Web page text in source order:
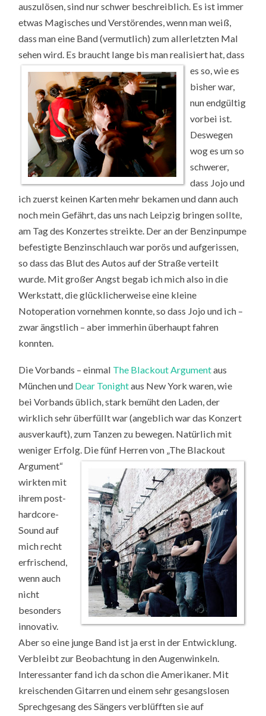
auszulösen, sind nur schwer beschreiblich. Es ist immer
etwas Magisches und Verstörendes, wenn man weiß,
dass man eine Band (vermutlich) zum allerletzten Mal
sehen wird. Es braucht lange bis man realisiert hat, dass
es so, wie es
bisher war,
nun endgültig
vorbei ist.
Deswegen
wog es um so
schwerer,
dass Jojo und
ich zuerst keinen Karten mehr bekamen und dann auch
noch mein Gefährt, das uns nach Leipzig bringen sollte,
am Tag des Konzertes streikte. Der an der Benzinpumpe
befestigte Benzinschlauch war porös und aufgerissen,
so dass das Blut des Autos auf der Straße verteilt
wurde. Mit großer Angst begab ich mich also in die
Werkstatt, die glücklicherweise eine kleine
Notoperation vornehmen konnte, so dass Jojo und ich –
zwar ängstlich – aber immerhin überhaupt fahren
konnten.
Die Vorbands – einmal The Blackout Argumentaus
München und Dear Tonightaus New York waren, wie
bei Vorbands üblich, stark bemüht den Laden, der
wirklich sehr überfüllt war (angeblich war das Konzert
ausverkauft), zum Tanzen zu bewegen. Natürlich mit
weniger Erfolg. Die fünf Herren von „The Blackout
Argument“
wirkten mit
ihrem post-
hardcore-
Sound auf
mich recht
erfrischend,
wenn auch
nicht
besonders
innovativ.
Aber so eine junge Band ist ja erst in der Entwicklung.
Verbleibt zur Beobachtung in den Augenwinkeln.
Interessanter fand ich da schon die Amerikaner. Mit
kreischenden Gitarren und einem sehr gesangslosen
Sprechgesang des Sängers verblüfften sie auf